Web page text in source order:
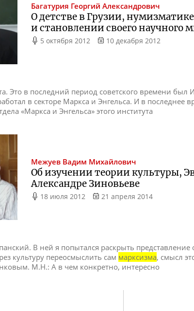
Багатурия Георгий Александрович
О детстве в Грузии,
и становлении своего научного
5 октября 2012 10 декабря 2012
Это в последний период советского времени был
в секторе Маркса и Энгельса. И в последнее
«Маркса и Энгельса» этого института
Межуев Вадим Михайлович
Об изучении теории культуры,
Александре Зиновьеве
18 июля 2012 21 апреля 2014
В ней я попытался раскрыть представление
культуру переосмыслить сам марксизма, смысл
М.Н.: А в чем конкретно, интересно